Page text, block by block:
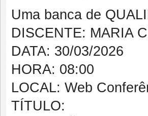
Uma banca de
DISCENTE: MARIA
DATA: 30/03/2026
HORA: 08:00
LOCAL: Web
TÍTULO: